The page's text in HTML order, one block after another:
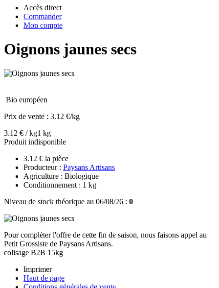
Accès direct
Commander
Mon compte
Oignons jaunes secs
Bio européen
Prix de vente : 3.12 €/kg
3.12 € / kg1 kg
Produit indisponible
3.12 € la pièce
Producteur : Paysans Artisans
Agriculture : Biologique
Conditionnement : 1 kg
Niveau de stock théorique au 06/08/26 : 0
Pour compléter l'offre de cette fin de saison, nous faisons appel au
Petit Grossiste de Paysans Artisans.
colisage B2B 15kg
Imprimer
Haut de page